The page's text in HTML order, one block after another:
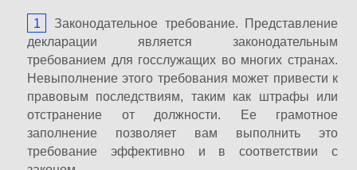
Законодательное требование. Представление
декларации является законодательным
требованием для госслужащих во многих странах.
Невыполнение этого требования может привести к
правовым последствиям, таким как штрафы или
отстранение от должности. Ее грамотное
заполнение позволяет вам выполнить это
требование эффективно и в соответствии с